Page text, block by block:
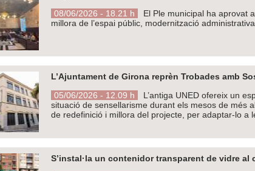
08/06/2026 - 18.21 h
El Ple municipal ha aprovat
millora de l’espai públic, modernització
L’Ajuntament de Girona reprèn Trobades amb
05/06/2026 - 12.09 h
L’antiga UNED ofereix un
situació de sensellarisme durant els mesos de més
de redefinició i millora del projecte, per adaptar-lo a
S’instal·la un contenidor transparent de vidre